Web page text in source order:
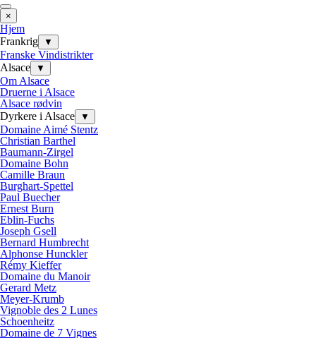
×
Hjem
Frankrig
▼
Franske Vindistrikter
Alsace
▼
Om Alsace
Druerne i Alsace
Alsace rødvin
Dyrkere i Alsace
▼
Domaine Aimé Stentz
Christian Barthel
Baumann-Zirgel
Domaine Bohn
Camille Braun
Burghart-Spettel
Paul Buecher
Ernest Burn
Eblin-Fuchs
Joseph Gsell
Bernard Humbrecht
Alphonse Hunckler
Rémy Kieffer
Domaine du Manoir
Gerard Metz
Meyer-Krumb
Vignoble des 2 Lunes
Schoenheitz
Domaine de 7 Vignes